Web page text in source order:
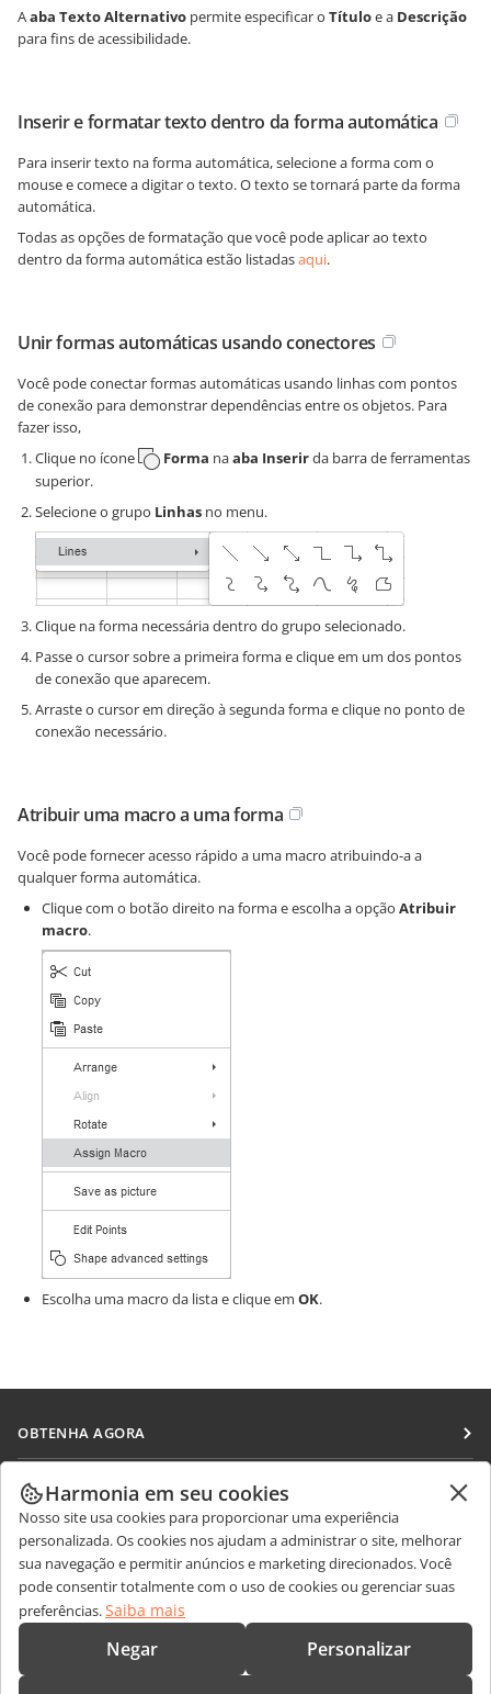
Aaba Texto Alternativo permite especificar o Títuloe a Descrição
para fins de acessibilidade.
Inserir e formatar texto dentro da forma automática
Para inserir texto na forma automática, selecione a forma com o
mouse e comece a digitar o texto. O texto se tornará parte da forma
automática.
Todas as opções de formatação que você pode aplicar ao texto
dentro da forma automática estão listadasaqui.
Unir formas automáticas usando conectores
Você pode conectar formas automáticas usando linhas com pontos
de conexão para demonstrar dependências entre os objetos. Para
fazer isso,
Clique no ícone
Forma naaba Inserirda barra de ferramentas
superior.
Selecione o grupo Linhas no menu.
Clique na forma necessária dentro do grupo selecionado.
Passe o cursor sobre a primeira forma e clique em um dos pontos
de conexão que aparecem.
Arraste o cursor em direção à segunda forma e clique no ponto de
conexão necessário.
Atribuir uma macro a uma forma
Você pode fornecer acesso rápido a uma macro atribuindo-a a
qualquer forma automática.
Clique com o botão direito na forma e escolha a opção Atribuir
macro.
Escolha uma macro da lista e clique em OK.
OBTENHA AGORA
Docs
DocSpace
Workspace
Conectores
Aplicativos para desktop
Aplicativos móveis
COLABORAR
Para colaboradores
Para tradutores
Para influenciadores
Vagas
RECEBA NOTÍCIAS
Blog
OBTER AJUDA
Fórum
Cursos de treinamento
CONTATE-NOS
Perguntas sobre vendas
sales@onlyoffice.com
Harmonia em seu cookies
Nosso site usa cookies para proporcionar uma experiência
personalizada. Os cookies nos ajudam a administrar o site, melhorar
sua navegação e permitir anúncios e marketing direcionados. Você
pode consentir totalmente com o uso de cookies ou gerenciar suas
preferências.Saiba mais
Negar Personalizar